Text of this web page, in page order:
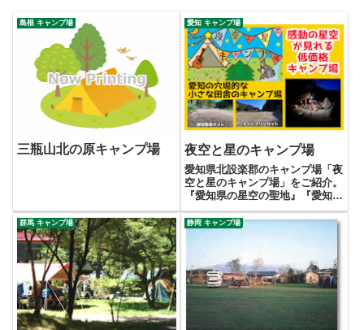
島根 キャンプ場
三瓶山北の原キャンプ場
愛知 キャンプ場
夜空と星のキャンプ場
愛知県北設楽郡のキャンプ場「夜
空と星のキャンプ場」をご紹介。
『愛知県の星空の聖地』『愛知県
で一番星に近い場所』として感動
の星空が見れるキャンプ場です。
群馬 キャンプ場 静岡 キャンプ場